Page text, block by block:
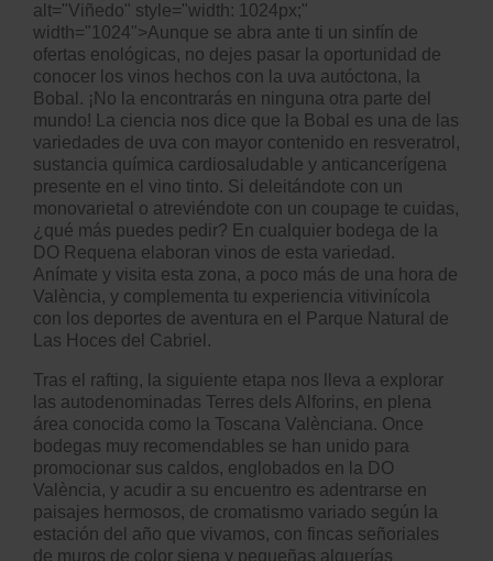
alt="Viñedo" style="width: 1024px;"
width="1024">Aunque se abra ante ti un sinfín de
ofertas enológicas, no dejes pasar la oportunidad de
conocer los vinos hechos con la uva autóctona, la
Bobal. ¡No la encontrarás en ninguna otra parte del
mundo! La ciencia nos dice que la Bobal es una de las
variedades de uva con mayor contenido en resveratrol,
sustancia química cardiosaludable y anticancerígena
presente en el vino tinto. Si deleitándote con un
monovarietal o atreviéndote con un coupage te cuidas,
¿qué más puedes pedir? En cualquier bodega de la
DO Requena elaboran vinos de esta variedad.
Anímate y visita esta zona, a poco más de una hora de
València, y complementa tu experiencia vitivinícola
con los deportes de aventura en el Parque Natural de
Las Hoces del Cabriel.
Tras el rafting, la siguiente etapa nos lleva a explorar
las autodenominadas Terres dels Alforins, en plena
área conocida como la Toscana Valènciana. Once
bodegas muy recomendables se han unido para
promocionar sus caldos, englobados en la DO
València, y acudir a su encuentro es adentrarse en
paisajes hermosos, de cromatismo variado según la
estación del año que vivamos, con fincas señoriales
de muros de color siena y pequeñas alquerías